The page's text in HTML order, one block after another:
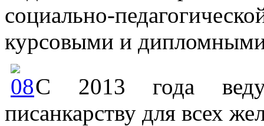
социально-
курсовыми и
С 2013 года веду
писанкарству для всех